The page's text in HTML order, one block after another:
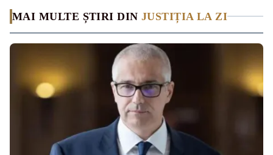
MAI MULTE ȘTIRI DIN JUSTIȚIA LA ZI